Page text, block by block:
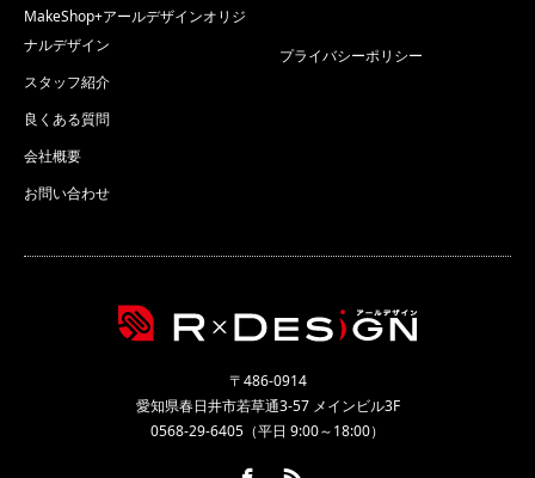
MakeShop+アールデザインオリジ
ナルデザイン
スタッフ紹介
良くある質問
会社概要
お問い合わせ
プライバシーポリシー
〒486-0914
愛知県春日井市若草通3-57 メインビル3F
0568-29-6405（平日 9:00～18:00）